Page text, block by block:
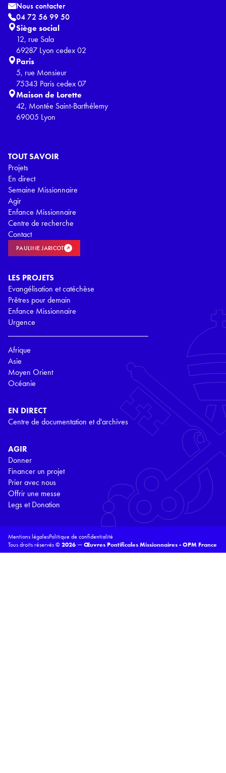
TOUT SAVOIR
Projets
En direct
Semaine Missionnaire
Agir
Enfance Missionnaire
Centre de recherche
Contact
PAULINE JARICOT
LES PROJETS
Evangélisation et catéchèse
Prêtres pour demain
Enfance Missionnaire
Urgence
Afrique
Asie
Moyen Orient
Océanie
EN DIRECT
Centre de documentation et d'archives
AGIR
Donner
Financer un projet
Prier avec nous
Offrir une messe
Legs et Donation
Nous contacter
04 72 56 99 50
Siège social
12, rue Sala
69287 Lyon cedex 02
Paris
5, rue Monsieur
75343 Paris cedex 07
Maison de Lorette
42, Montée Saint-Barthélemy
69005 Lyon
Mentions légalesPolitique de confidentialité
Tous droits réservés ©2026 — Œuvres Pontificales Missionnaires - OPM France